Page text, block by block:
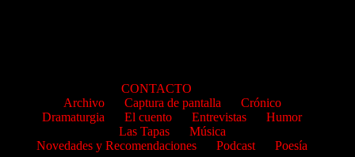
CONTACTO
Archivo
Captura de pantalla
Crónico
Dramaturgia
El cuento Entrevistas
Humor
Las Tapas
Música
Novedades y Recomendaciones
Podcast Poesía